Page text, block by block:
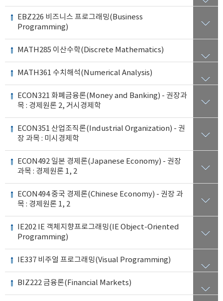
EBZ226 비즈니스 프로그래밍(Business
Programming)
MATH285 이산수학(Discrete Mathematics)
MATH361 수치해석(Numerical Analysis)
ECON321 화폐금융론(Money and Banking) - 권장과
목 : 경제원론 2, 거시경제학
ECON351 산업조직론(Industrial Organization) - 권
장 과목 : 미시경제학
ECON492 일본 경제론(Japanese Economy) - 권장
과목 : 경제원론 1, 2
ECON494 중국 경제론(Chinese Economy) - 권장 과
목 : 경제원론 1, 2
IE202 IE 객체지향프로그래밍(IE Object-Oriented
Programming)
IE337 비주얼 프로그래밍(Visual Programming)
BIZ222 금융론(Financial Markets)